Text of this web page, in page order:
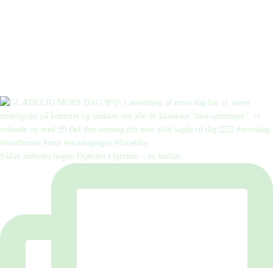
Sådan indledes bogen Djævlen i hjernen – en hudløs